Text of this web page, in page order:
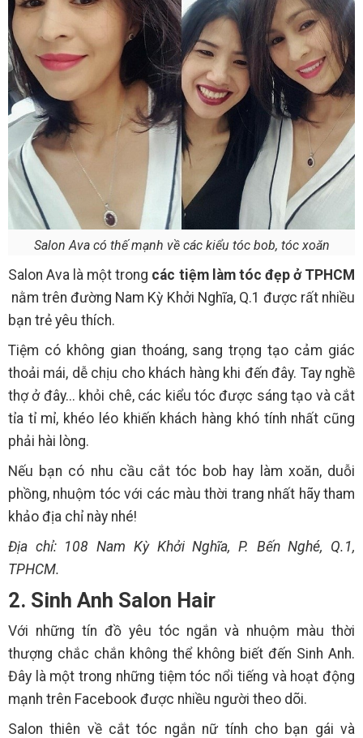
Salon Ava có thế mạnh về các kiểu tóc bob, tóc xoăn
Salon Ava là một trong các tiệm làm tóc đẹp ở TPHCM
nằm trên đường Nam Kỳ Khởi Nghĩa, Q.1 được rất nhiều
bạn trẻ yêu thích.
Tiệm có không gian thoáng, sang trọng tạo cảm giác
thoải mái, dễ chịu cho khách hàng khi đến đây. Tay nghề
thợ ở đây... khỏi chê, các kiểu tóc được sáng tạo và cắt
tỉa tỉ mỉ, khéo léo khiến khách hàng khó tính nhất cũng
phải hài lòng.
Nếu bạn có nhu cầu cắt tóc bob hay làm xoăn, duỗi
phồng, nhuộm tóc với các màu thời trang nhất hãy tham
khảo địa chỉ này nhé!
Địa chỉ: 108 Nam Kỳ Khởi Nghĩa, P. Bến Nghé, Q.1,
TPHCM.
2. Sinh Anh Salon Hair
Với những tín đồ yêu tóc ngắn và nhuộm màu thời
thượng chắc chắn không thể không biết đến Sinh Anh.
Đây là một trong những tiệm tóc nổi tiếng và hoạt động
mạnh trên Facebook được nhiều người theo dõi.
Salon thiên về cắt tóc ngắn nữ tính cho bạn gái và